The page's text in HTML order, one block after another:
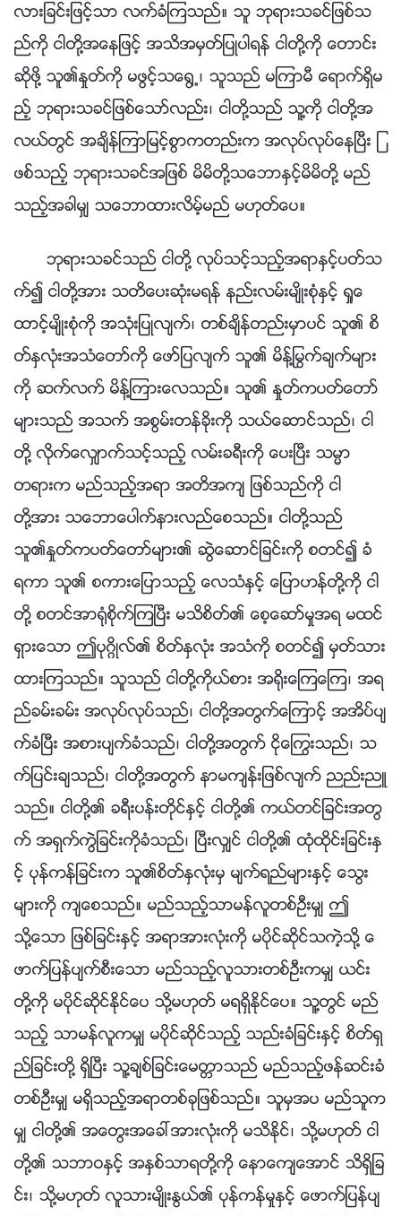
လားျခင္းျဖင့္သာ လက္ခံၾကသည္။ သူ ဘုရားသခင္ျဖစ္သ
ည္ကို ငါတို႔အေနျဖင့္ အသိအမွတ္ျပဳပါရန္ ငါတို႔ကို ေတာင္း
ဆိုဖို႔ သူ၏ႏႈတ္ကို မဖြင့္သေ႐ြ႕၊ သူသည္ မၾကာမီ ေရာက္ရွိမ
ည့္ ဘုရားသခင္ျဖစ္ေသာ္လည္း၊ ငါတို႔သည္ သူ႔ကို ငါတို႔အ
လယ္တြင္ အခ်ိန္ၾကာျမင့္စြာကတည္းက အလုပ္လုပ္ေနၿပီး ျ
ဖစ္သည့္ ဘုရားသခင္အျဖစ္ မိမိတို႔သေဘာႏွင့္မိမိတို႔ မည္
သည့္အခါမွ် သေဘာထားလိမ့္မည္ မဟုတ္ေပ။
ဘုရားသခင္သည္ ငါတို႔ လုပ္သင့္သည့္အရာႏွင့္ပတ္သ
က္၍ ငါတို႔အား သတိေပးဆုံးမရန္ နည္းလမ္းမ်ိဳးစုံႏွင့္ ရႈေ
ထာင့္မ်ိဳးစုံကို အသုံးျပဳလ်က္၊ တစ္ခ်ိန္တည္းမွာပင္ သူ၏ စိ
တ္ႏွလုံးအသံေတာ္ကို ေဖာ္ျပလ်က္ သူ၏ မိန႔္ႁမြက္ခ်က္မ်ား
ကို ဆက္လက္ မိန႔္ၾကားေလသည္။ သူ၏ ႏႈတ္ကပတ္ေတာ္
မ်ားသည္ အသက္ အစြမ္းတန္ခိုးကို သယ္ေဆာင္သည္၊ ငါ
တို႔ လိုက္ေလွ်ာက္သင့္သည့္ လမ္းခရီးကို ေပးၿပီး သမၼာ
တရားက မည္သည့္အရာ အတိအက် ျဖစ္သည္ကို ငါ
တို႔အား သေဘာေပါက္နားလည္ေစသည္။ ငါတို႔သည္
သူ၏ႏႈတ္ကပတ္ေတာ္မ်ား၏ ဆြဲေဆာင္ျခင္းကို စတင္၍ ခံ
ရကာ သူ၏ စကားေျပာသည့္ ေလသံႏွင့္ ေျပာဟန္တို႔ကို ငါ
တို႔ စတင္အာ႐ုံစိုက္ၾကၿပီး မသိစိတ္၏ ေစ့ေဆာ္မႈအရ မထင္
ရွားေသာ ဤပုဂၢိဳလ္၏ စိတ္ႏွလုံး အသံကို စတင္၍ မွတ္သား
ထားၾကသည္။ သူသည္ ငါတို႔ကိုယ္စား အ႐ိုးေၾကေၾက၊ အရ
ည္ခမ္းခမ္း အလုပ္လုပ္သည္၊ ငါတို႔အတြက္ေၾကာင့္ အအိပ္ပ်
က္ခံၿပီး အစားပ်က္ခံသည္၊ ငါတို႔အတြက္ ငိုေႂကြးသည္၊ သ
က္ျပင္းခ်သည္၊ ငါတို႔အတြက္ နာမက်န္းျဖစ္လ်က္ ညည္းညဴ
သည္။ ငါတို႔၏ ခရီးပန္းတိုင္ႏွင့္ ငါတို႔၏ ကယ္တင္ျခင္းအတြ
က္ အရွက္ကြဲျခင္းကိုခံသည္၊ ၿပီးလွ်င္ ငါတို႔၏ ထုံထိုင္းျခင္းႏွ
င့္ ပုန္ကန္ျခင္းက သူ၏စိတ္ႏွလုံးမွ မ်က္ရည္မ်ားႏွင့္ ေသြး
မ်ားကို က်ေစသည္။ မည္သည့္သာမန္လူတစ္ဦးမွ် ဤ
သို႔ေသာ ျဖစ္ျခင္းႏွင့္ အရာအားလုံးကို မပိုင္ဆိုင္သကဲ့သို႔ ေ
ဖာက္ျပန္ပ်က္စီးေသာ မည္သည့္လူသားတစ္ဦးကမွ် ယင္း
တို႔ကို မပိုင္ဆိုင္ႏိုင္ေပ သို႔မဟုတ္ မရရွိႏိုင္ေပ။ သူ႔တြင္ မည္
သည့္ သာမန္လူကမွ် မပိုင္ဆိုင္သည့္ သည္းခံျခင္းႏွင့္ စိတ္ရွ
ည္ျခင္းတို႔ ရွိၿပီး သူ႔ခ်စ္ျခင္းေမတၱာသည္ မည္သည့္ဖန္ဆင္းခံ
တစ္ဦးမွ် မရွိသည့္အရာတစ္ခုျဖစ္သည္။ သူမွအပ မည္သူက
မွ် ငါတို႔၏ အေတြးအေခၚအားလုံးကို မသိႏိုင္၊ သို႔မဟုတ္ ငါ
တို႔၏ သဘာဝႏွင့္ အႏွစ္သာရတို႔ကို ေနာေက်ေအာင္ သိရွိျခ
င္း၊ သို႔မဟုတ္ လူသားမ်ိဳးႏြယ္၏ ပုန္ကန္မႈႏွင့္ ေဖာက္ျပန္ပ်